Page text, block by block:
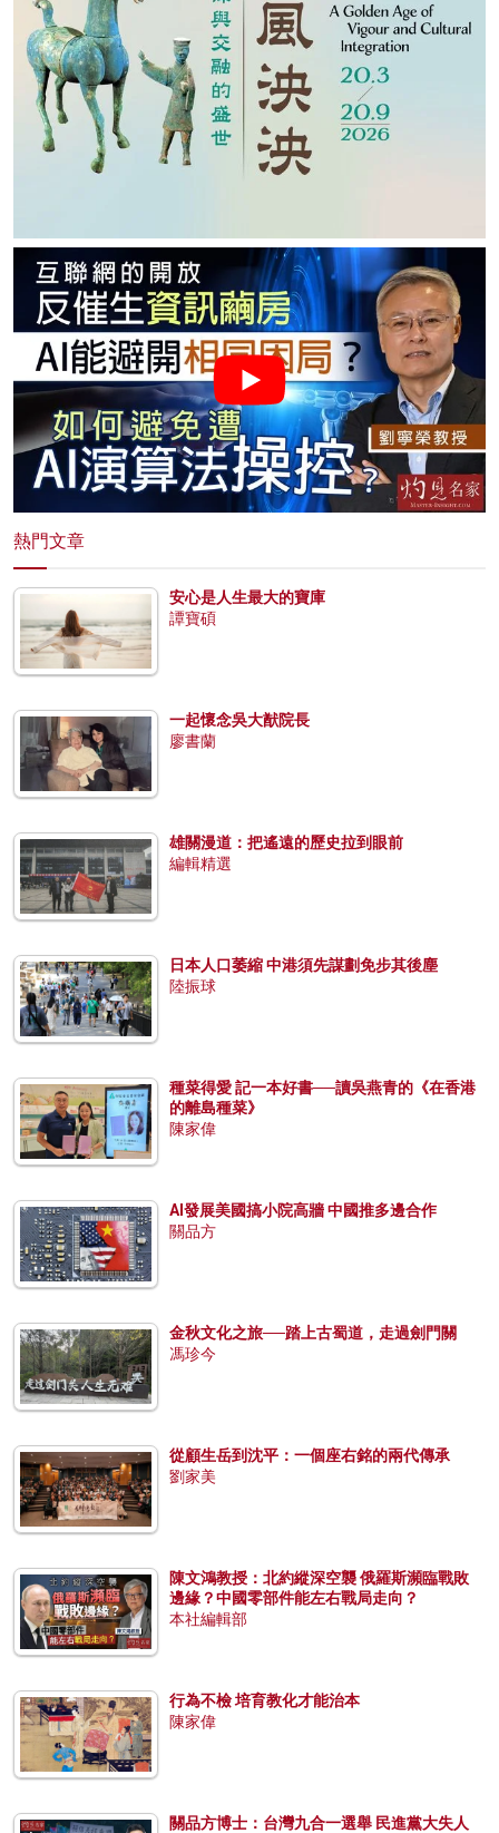
熱門文章
安心是人生最大的寶庫
譚寶碩
一起懷念吳大猷院長
廖書蘭
雄關漫道：把遙遠的歷史拉到眼前
編輯精選
日本人口萎縮 中港須先謀劃免步其後塵
陸振球
種菜得愛 記一本好書──讀吳燕青的《在香港
的離島種菜》
陳家偉
AI發展美國搞小院高牆 中國推多邊合作
關品方
金秋文化之旅──踏上古蜀道，走過劍門關
馮珍今
從顧生岳到沈平：一個座右銘的兩代傳承
劉家美
陳文鴻教授：北約縱深空襲 俄羅斯瀕臨戰敗
邊緣？中國零部件能左右戰局走向？
本社編輯部
行為不檢 培育教化才能治本
陳家偉
關品方博士：台灣九合一選舉 民進黨大失人